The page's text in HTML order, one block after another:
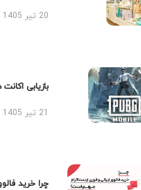
20 تیر 1405
بازیابی
چرا خرید